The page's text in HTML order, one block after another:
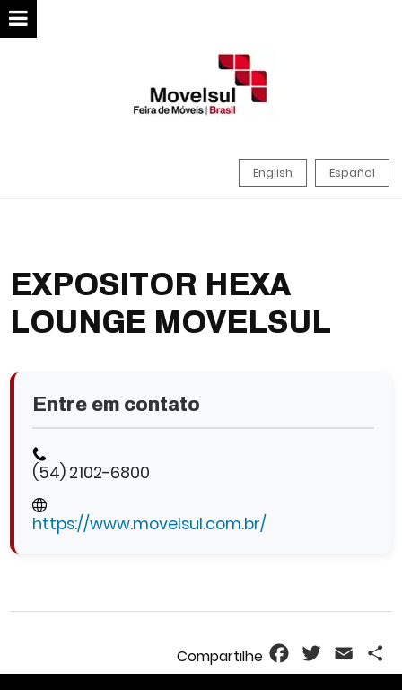
English Español
EXPOSITOR HEXA
LOUNGE MOVELSUL
Entre em contato
(54) 2102-6800
https://www.movelsul.com.br/
FacebookTwitterEmail